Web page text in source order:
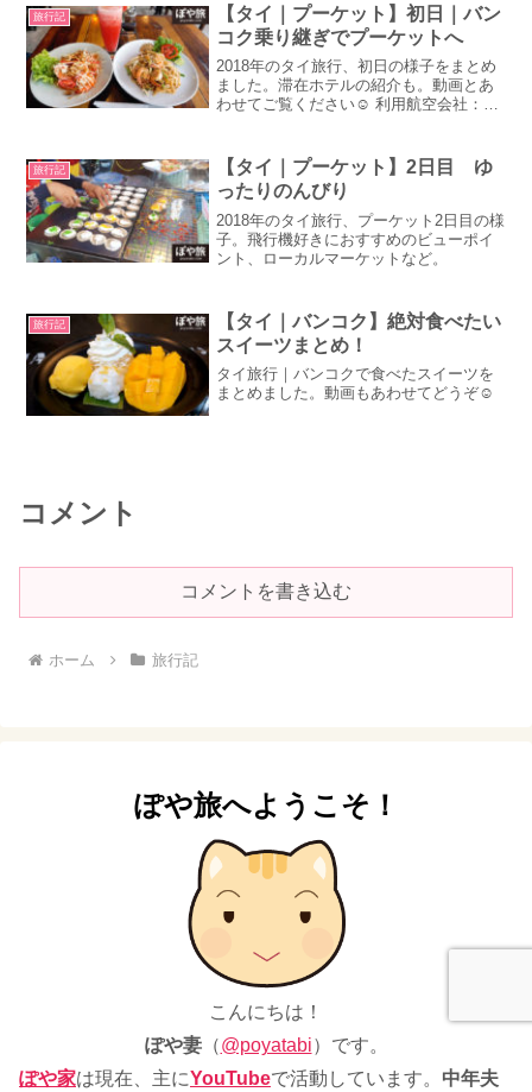
旅行記
【タイ｜プーケット】初日｜バン
コク乗り継ぎでプーケットへ
2018年のタイ旅行、初日の様子をまとめ
ました。滞在ホテルの紹介も。動画とあ
わせてご覧ください☺ 利用航空会社：
旅行記
【タイ｜プーケット】2日目 ゆ
ったりのんびり
2018年のタイ旅行、プーケット2日目の様
子。飛行機好きにおすすめのビューポイ
ント、ローカルマーケットなど。
旅行記
【タイ｜バンコク】絶対食べたい
スイーツまとめ！
タイ旅行｜バンコクで食べたスイーツを
まとめました。動画もあわせてどうぞ☺
コメント
コメントを書き込む
ホーム 旅行記
ぽや旅へようこそ！
こんにちは！
ぽや妻（@poyatabi）です。
ぽや家は現在、主にYouTubeで活動しています。 中年夫